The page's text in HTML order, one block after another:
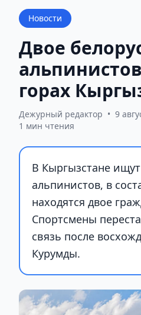
Новости
Двое
горах
Дежурный редактор • 9
1 мин чтения
В Кыргызстане
альпинистов, в
находятся двое
Спортсмены
связь после
Курумды.